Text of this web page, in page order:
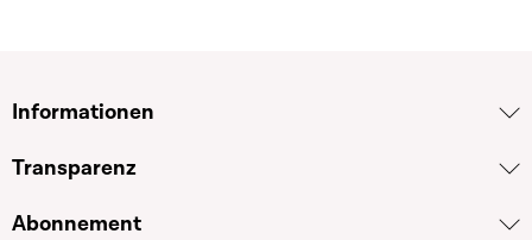
Informationen
Transparenz
Abonnement